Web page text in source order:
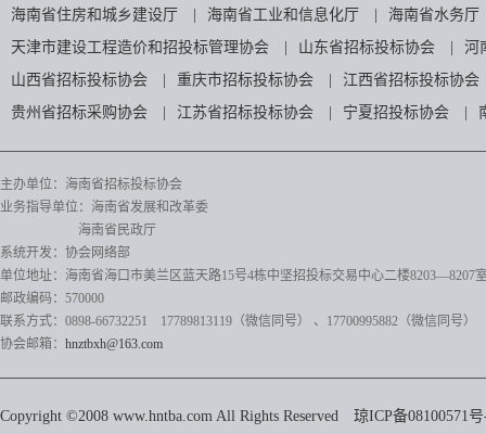
海南省住房和城乡建设厅
海南省工业和信息化厅
海南省水务厅
天津市建设工程造价和招投标管理协会
山东省招标投标协会
河
山西省招标投标协会
重庆市招标投标协会
江西省招标投标协会
贵州省招标采购协会
江苏省招标投标协会 宁夏招投标协会
主办单位：海南省招标投标协会
业务指导单位：海南省发展和改革委
海南省民政厅
系统开发：协会网络部
单位地址：海南省海口市美兰区蓝天路15号4栋中坚招投标交易中心二楼8203—8207
邮政编码：570000
联系方式：0898-66732251 17789813119（微信同号）
、17700995882 （微信同号）
协会邮箱： hnztbxh@163.com
Copyright ©2008 www.hntba.com All Rights Reserved 琼ICP备08100571